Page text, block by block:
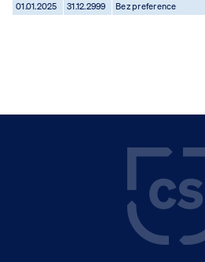
01.01.2025
31.12.2999 Bez preference